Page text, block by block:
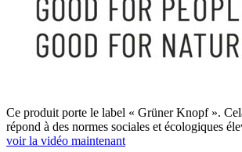
Ce produit porte le label « Grüner Knopf ».
répond à des normes sociales et écologiques
voir la vidéo maintenant